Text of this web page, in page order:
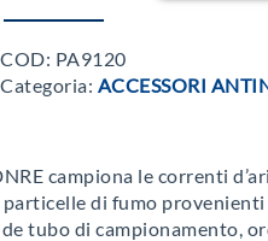
COD: PA9120
Categoria: ACCESSORI
campiona le correnti
di fumo
tubo di campionamento,